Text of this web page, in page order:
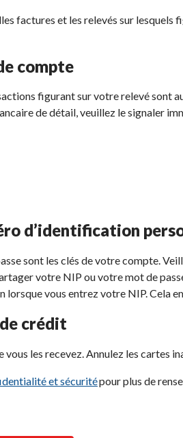
factures et les relevés sur
compte
figurant sur votre relevé sont
de détail, veuillez le signaler
d’identification
sont les clés de votre compte.
votre NIP ou votre mot de
lorsque vous entrez votre NIP. Cela
crédit
vous les recevez. Annulez les cartes
et sécuritépour plus de